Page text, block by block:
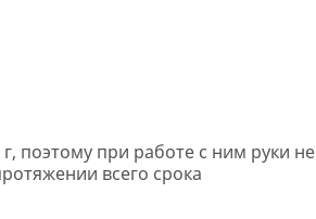
поэтому при работе с ним руки не
всего срока